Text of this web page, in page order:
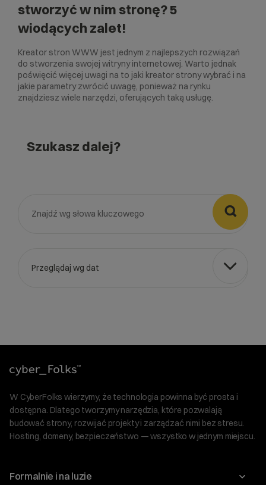
stworzyć w nim stronę? 5
wiodących zalet!
Kreator stron WWW jest jednym z najlepszych rozwiązań
do stworzenia swojej witryny internetowej. Warto jednak
poświęcić więcej uwagi na to jaki kreator strony wybrać i na
jakie parametry zwrócić uwagę, ponieważ na rynku
znajdziesz wiele narzędzi, oferujących taką usługę.
Szukasz dalej?

Przeglądaj wg dat
W CyberFolks wierzymy, że technologia powinna być prosta i
dostępna. Dlatego tworzymy narzędzia, które pozwalają
budować strony, rozwijać projekty i zarządzać nimi bez stresu.
Hosting, domeny, bezpieczeństwo — wszystko w jednym miejscu.
Formalnie i na luzie